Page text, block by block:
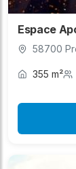
Espace
58700
355 m²